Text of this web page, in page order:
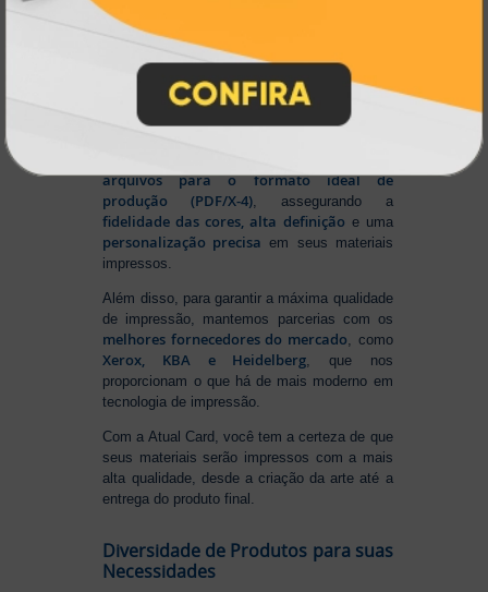
Canva
disponíveis na plataforma e enviar seus
arquivos. Aproveite mais essa facilidade para
produzir seu material personalizado!
Para conseguir um resultado impecável,
arquivos para o formato ideal de
produção (PDF/X-4) , assegurando a
fidelidade das cores, alta definição e uma
personalização precisa em seus materiais
impressos.
Além disso, para garantir a máxima qualidade
de impressão, mantemos parcerias com os
melhores fornecedores do mercado , como
Xerox, KBA e Heidelberg , que nos
proporcionam o que há de mais moderno em
tecnologia de impressão.
Com a Atual Card, você tem a certeza de que
seus materiais serão impressos com a mais
alta qualidade, desde a criação da arte até a
entrega do produto final.
Diversidade de Produtos para suas
Necessidades